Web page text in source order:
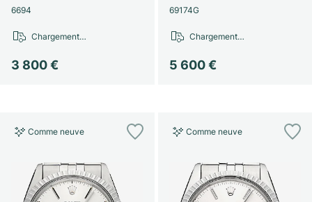
6694
3 800 €
Chargement…
69174G
5 600 €
Chargement…
Comme neuve Comme neuve